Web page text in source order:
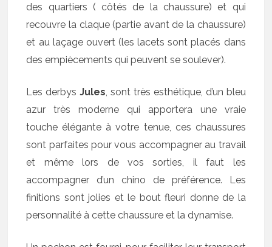
des quartiers ( côtés de la chaussure) et qui
recouvre la claque (partie avant de la chaussure)
et au laçage ouvert (les lacets sont placés dans
des empiècements qui peuvent se soulever).
Les derbys Jules , sont très esthétique, d’un bleu
azur très moderne qui apportera une vraie
touche élégante à votre tenue, ces chaussures
sont parfaites pour vous accompagner au travail
et même lors de vos sorties, il faut les
accompagner d’un chino de préférence. Les
finitions sont jolies et le bout fleuri donne de la
personnalité à cette chaussure et la dynamise.